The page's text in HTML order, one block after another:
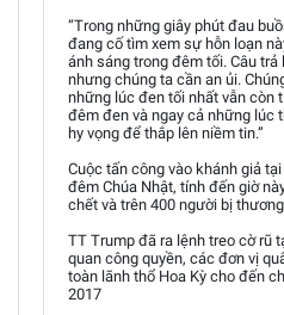
“Trong những giây phút đau
đang cố tìm xem sự hỗn loạn
ánh sáng trong đêm tối. Câu
nhưng chúng ta cần an ủi.
những lúc đen tối nhất vẫn còn
đêm đen và ngay cả những lúc
hy vọng để thắp lên niềm tin.”
Cuộc tấn công vào khánh giả
đêm Chúa Nhật, tính đến giờ
chết và trên 400 người bị
TT Trump đã ra lệnh treo cờ rũ
quan công quyền, các đơn vị
toàn lãnh thổ Hoa Kỳ cho đến
2017